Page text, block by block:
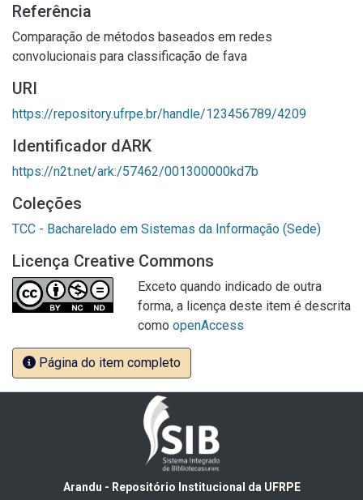
Referência
Comparação de métodos baseados em redes
convolucionais para classificação de fava
URI
https://repository.ufrpe.br/handle/123456789/4209
Identificador dARK
https://n2t.net/ark:/57462/001300000kd7b
Coleções
TCC - Bacharelado em Sistemas da Informação (Sede)
Licença Creative Commons
Exceto quando indicado de outra
forma, a licença deste item é descrita
como openAccess
Página do item completo
Arandu - Repositório Institucional da UFRPE